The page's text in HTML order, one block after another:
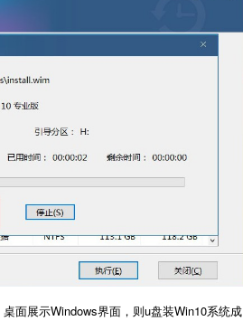
面展示Windows界面，则u盘装Win10系统成